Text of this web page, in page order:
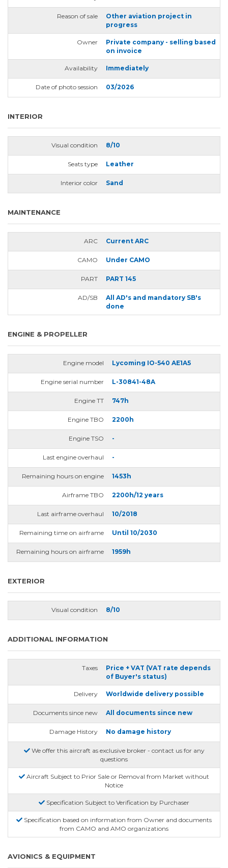
Reason of sale
Other aviation project in
progress
Owner
Private company - selling based
on invoice
Availability Immediately
Date of photo session 03/2026
INTERIOR
Visual condition 8/10
Seats type Leather
Interior color Sand
MAINTENANCE
ARC Current ARC
CAMO Under CAMO
PART PART 145
AD/SB
All AD's and mandatory SB's
done
ENGINE & PROPELLER
Engine model Lycoming IO-540 AE1A5
Engine serial number L-30841-48A
Engine TT 747h
Engine TBO 2200h
Engine TSO -
Last engine overhaul -
Remaining hours on engine 1453h
Airframe TBO 2200h/12 years
Last airframe overhaul 10/2018
Remaining time on airframe Until 10/2030
Remaining hours on airframe 1959h
EXTERIOR
Visual condition 8/10
ADDITIONAL INFORMATION
Taxes
Price + VAT (VAT rate depends
of Buyer's status)
Delivery Worldwide delivery possible
Documents since new All documents since new
Damage History No damage history
We offer this aircraft as exclusive broker - contact us for any
questions
Aircraft Subject to Prior Sale or Removal from Market without
Notice
Specification Subject to Verification by Purchaser
Specification based on information from Owner and documents
from CAMO and AMO organizations
AVIONICS & EQUIPMENT